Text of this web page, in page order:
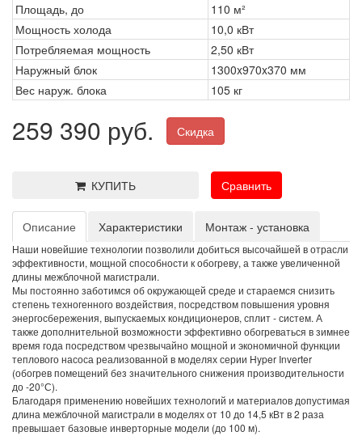
Площадь, до
110 м²
Мощность холода
10,0 кВт
Потребляемая мощность
2,50 кВт
Наружный блок
1300x970x370 мм
Вес наруж. блока
105 кг
259 390 руб. Скидка
КУПИТЬ Сравнить
Описание Характеристики Монтаж - установка
Наши новейшие технологии позволили добиться высочайшей в отрасли
эффективности, мощной способности к обогреву, а также увеличенной
длины межблочной магистрали.
Мы постоянно заботимся об окружающей среде и стараемся снизить
степень техногенного воздействия, посредством повышения уровня
энергосбережения, выпускаемых кондиционеров, сплит - систем. А
также дополнительной возможности эффективно обогреваться в зимнее
время года посредством чрезвычайно мощной и экономичной функции
теплового насоса реализованной в моделях серии Hyper Inverter
(обогрев помещений без значительного снижения производительности
до -20°С).
Благодаря применению новейших технологий и материалов допустимая
длина межблочной магистрали в моделях от 10 до 14,5 кВт в 2 раза
превышает базовые инверторные модели (до 100 м).